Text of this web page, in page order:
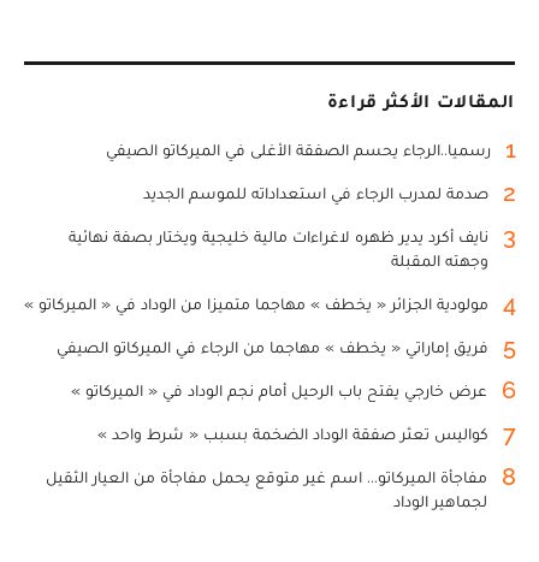
المقالات الأكثر قراءة
1 رسميا..الرجاء يحسم الصفقة الأغلى في الميركاتو الصيفي
2 صدمة لمدرب الرجاء في استعداداته للموسم الجديد
3
نايف أكرد يدير ظهره لاغراءات مالية خليجية ويختار بصفة نهائية
وجهته المقبلة
4 مولودية الجزائر « يخطف » مهاجما متميزا من الوداد في « الميركاتو »
5 فريق إماراتي « يخطف » مهاجما من الرجاء في الميركاتو الصيفي
6 عرض خارجي يفتح باب الرحيل أمام نجم الوداد في « الميركاتو »
7 كواليس تعثر صفقة الوداد الضخمة بسبب « شرط واحد »
8
مفاجأة الميركاتو... اسم غير متوقع يحمل مفاجأة من العيار الثقيل
لجماهير الوداد